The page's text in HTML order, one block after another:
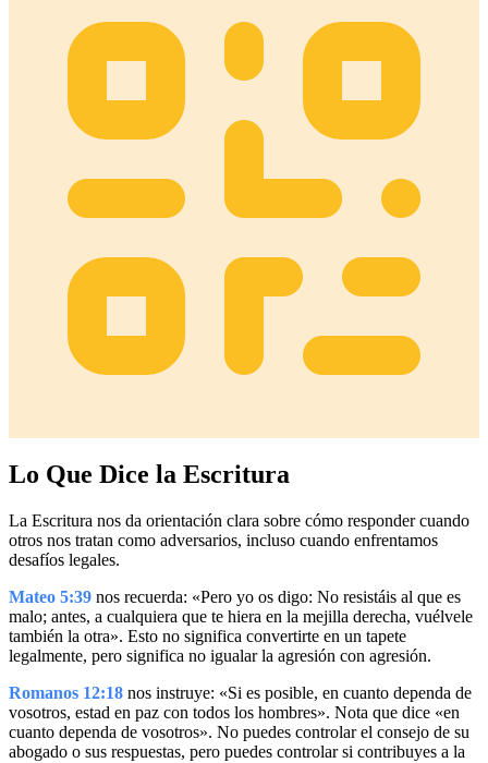
Lo Que Dice la Escritura
La Escritura nos da orientación clara sobre cómo responder cuando
otros nos tratan como adversarios, incluso cuando enfrentamos
desafíos legales.
Mateo 5:39 nos recuerda: «Pero yo os digo: No resistáis al que es
malo; antes, a cualquiera que te hiera en la mejilla derecha, vuélvele
también la otra». Esto no significa convertirte en un tapete
legalmente, pero significa no igualar la agresión con agresión.
Romanos 12:18 nos instruye: «Si es posible, en cuanto dependa de
vosotros, estad en paz con todos los hombres». Nota que dice «en
cuanto dependa de vosotros». No puedes controlar el consejo de su
abogado o sus respuestas, pero puedes controlar si contribuyes a la